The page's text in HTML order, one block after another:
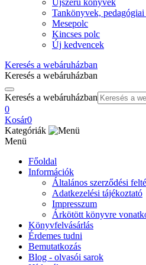
Újszerű könyvek
Tankönyvek,
Mesepolc
Kincses polc
Új kedvencek
Keresés a webáruházban
Keresés a webáruházban
Keresés a webáruházban
0
Kosár0
Kategóriák
Menü
Főoldal
Információk
Általános szerződési
Adatkezelési tájékoztató
Impresszum
Árkötött könyvre
Könyvfelvásárlás
Érdemes tudni
Bemutatkozás
Blog - olvasói sarok